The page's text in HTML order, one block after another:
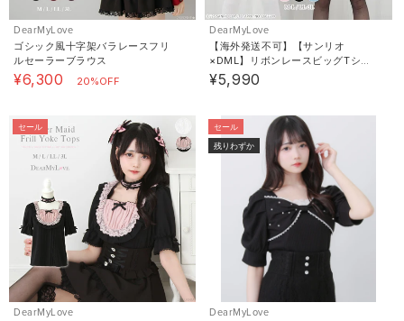
DearMyLove
ゴシック風十字架バラレースフリ
ルセーラーブラウス
¥6,300 20%OFF
DearMyLove
【海外発送不可】【サンリオ
×DML】リボンレースビッグTシャ
ツ【IP】【SD】
¥5,990
セール
DearMyLove
セール
残りわずか
DearMyLove